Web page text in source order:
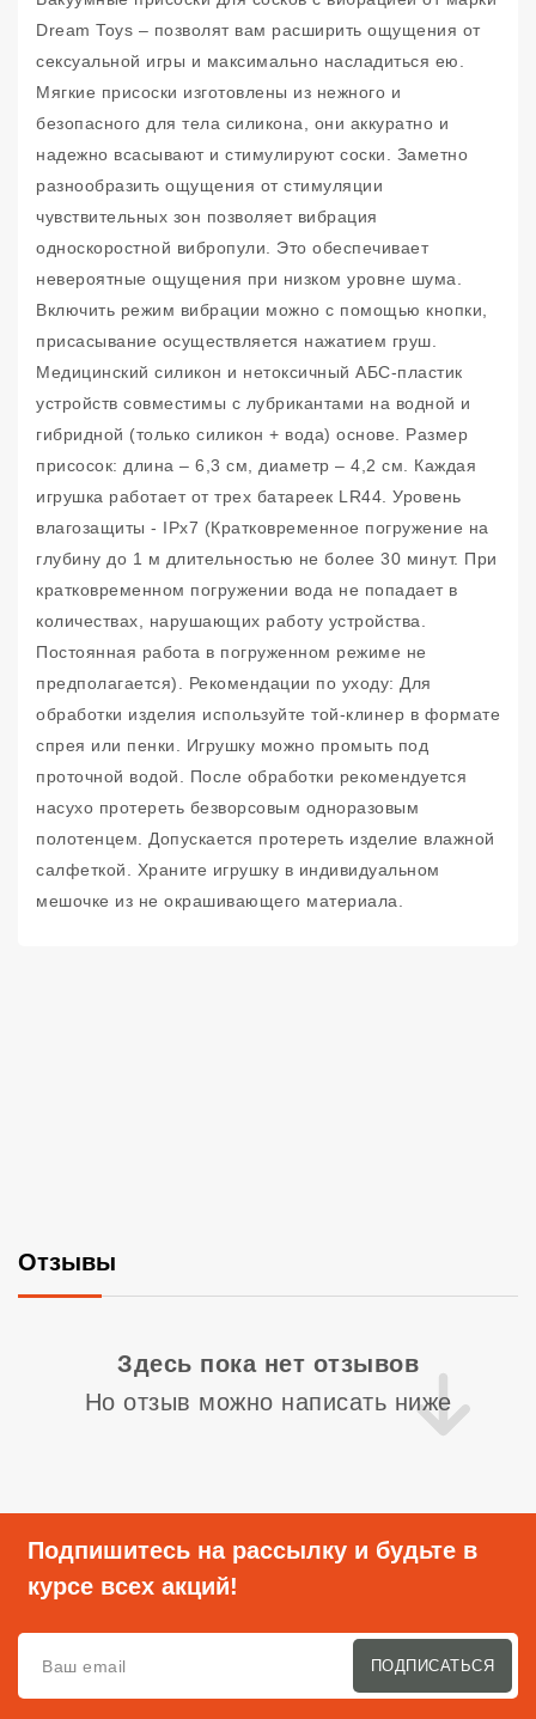
Dream Toys – позволят вам расширить ощущения от
сексуальной игры и максимально насладиться ею.
Мягкие присоски изготовлены из нежного и
безопасного для тела силикона, они аккуратно и
надежно всасывают и стимулируют соски. Заметно
разнообразить ощущения от стимуляции
чувствительных зон позволяет вибрация
односкоростной вибропули. Это обеспечивает
невероятные ощущения при низком уровне шума.
Включить режим вибрации можно с помощью кнопки,
присасывание осуществляется нажатием груш.
Медицинский силикон и нетоксичный АБС-пластик
устройств совместимы с лубрикантами на водной и
гибридной (только силикон + вода) основе. Размер
присосок: длина – 6,3 см, диаметр – 4,2 см. Каждая
игрушка работает от трех батареек LR44. Уровень
влагозащиты - IPx7 (Кратковременное погружение на
глубину до 1 м длительностью не более 30 минут. При
кратковременном погружении вода не попадает в
количествах, нарушающих работу устройства.
Постоянная работа в погруженном режиме не
предполагается). Рекомендации по уходу: Для
обработки изделия используйте той-клинер в формате
спрея или пенки. Игрушку можно промыть под
проточной водой. После обработки рекомендуется
насухо протереть безворсовым одноразовым
полотенцем. Допускается протереть изделие влажной
салфеткой. Храните игрушку в индивидуальном
мешочке из не окрашивающего материала.
Отзывы
Здесь пока нет отзывов
Но отзыв можно написать ниже
Подпишитесь на рассылку и будьте в
курсе всех акций!
ПОДПИСАТЬСЯ